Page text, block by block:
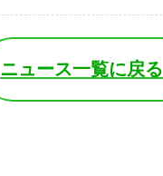
ニュース一覧に戻る